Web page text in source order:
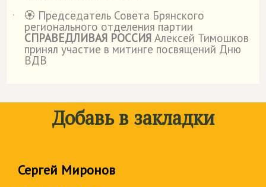
˙
🏵️ Председатель Совета Брянского
регионального отделения партии
СПРАВЕДЛИВАЯ РОССИЯ Алексей Тимошков
принял участие в митинге посвящений Дню
ВДВ
Добавь в закладки
Сергей Миронов